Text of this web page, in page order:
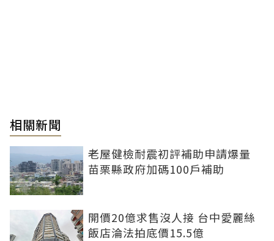
相關新聞
老屋健檢耐震初評補助申請爆量
苗栗縣政府加碼100戶補助
開價20億求售沒人接 台中愛麗絲
飯店淪法拍底價15.5億